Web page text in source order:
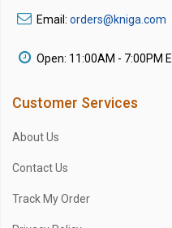
Email: orders@kniga.com
Open: 11:00AM - 7:00PM
Customer Services
About Us
Contact Us
Track My Order